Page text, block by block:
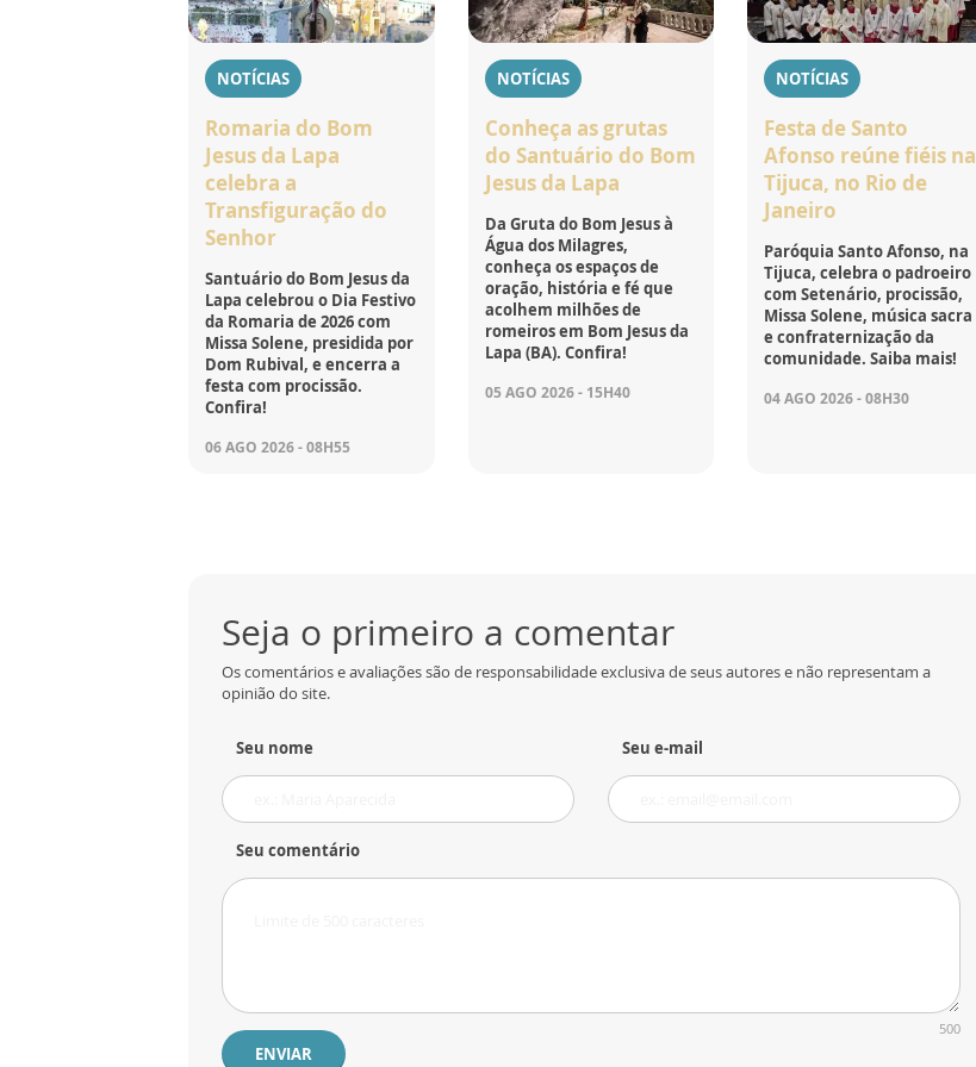
NOTÍCIAS
Romaria do Bom
Jesus da Lapa
celebra a
Transfiguração do
Senhor
Santuário do Bom Jesus da
Lapa celebrou o Dia Festivo
da Romaria de 2026 com
Missa Solene, presidida por
Dom Rubival, e encerra a
festa com procissão.
Confira!
06 AGO 2026 - 08H55
NOTÍCIAS
Conheça as grutas
do Santuário do Bom
Jesus da Lapa
Da Gruta do Bom Jesus à
Água dos Milagres,
conheça os espaços de
oração, história e fé que
acolhem milhões de
romeiros em Bom Jesus da
Lapa (BA). Confira!
05 AGO 2026 - 15H40
NOTÍCIAS
Festa de Santo
Afonso reúne fiéis na
Tijuca, no Rio de
Janeiro
Paróquia Santo Afonso, na
Tijuca, celebra o padroeiro
com Setenário, procissão,
Missa Solene, música sacra
e confraternização da
comunidade. Saiba mais!
04 AGO 2026 - 08H30
Seja o primeiro a comentar
Os comentários e avaliações são de responsabilidade exclusiva de seus autores e não representam a
opinião do site.
Seu nome Seu e-mail
Seu comentário
500
ENVIAR